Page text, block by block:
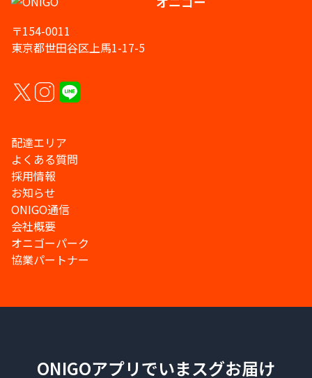
〒154-0011
東京都世田谷区上馬1-17-5
配達エリア
よくある質問
採用情報
お知らせ
ONIGO通信
会社概要
オニゴーパーク
協業パートナー
ONIGOアプリでいまスグお届け